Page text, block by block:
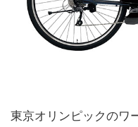
東京オリンピックのワ